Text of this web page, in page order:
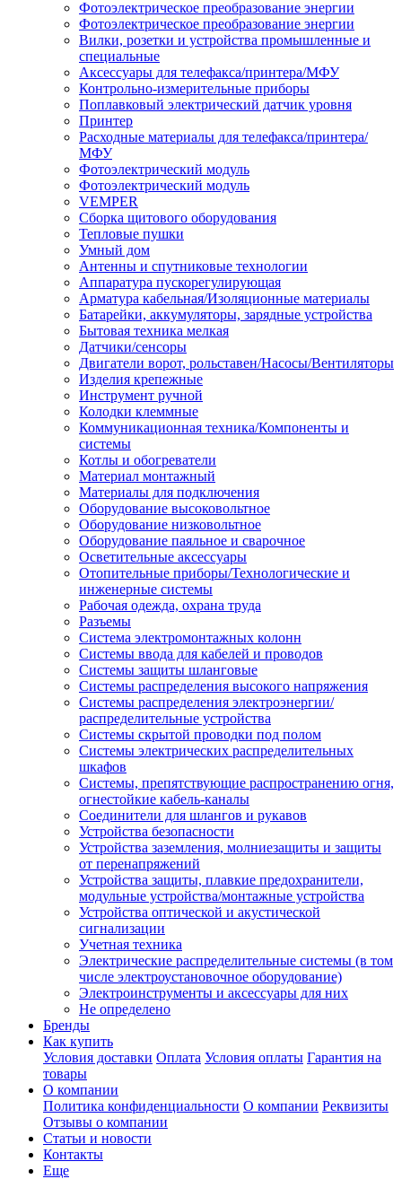
Фотоэлектрическое преобразование энергии
Фотоэлектрическое преобразование энергии
Вилки, розетки и устройства промышленные и
специальные
Аксессуары для телефакса/принтера/МФУ
Контрольно-измерительные приборы
Поплавковый электрический датчик уровня
Принтер
Расходные материалы для телефакса/принтера/
МФУ
Фотоэлектрический модуль
Фотоэлектрический модуль
VEMPER
Сборка щитового оборудования
Тепловые пушки
Умный дом
Антенны и спутниковые технологии
Аппаратура пускорегулирующая
Арматура кабельная/Изоляционные материалы
Батарейки, аккумуляторы, зарядные устройства
Бытовая техника мелкая
Датчики/сенсоры
Двигатели ворот, рольставен/Насосы/Вентиляторы
Изделия крепежные
Инструмент ручной
Колодки клеммные
Коммуникационная техника/Компоненты и
системы
Котлы и обогреватели
Материал монтажный
Материалы для подключения
Оборудование высоковольтное
Оборудование низковольтное
Оборудование паяльное и сварочное
Осветительные аксессуары
Отопительные приборы/Технологические и
инженерные системы
Рабочая одежда, охрана труда
Разъемы
Система электромонтажных колонн
Системы ввода для кабелей и проводов
Системы защиты шланговые
Системы распределения высокого напряжения
Системы распределения электроэнергии/
распределительные устройства
Системы скрытой проводки под полом
Системы электрических распределительных
шкафов
Системы, препятствующие распространению огня,
огнестойкие кабель-каналы
Соединители для шлангов и рукавов
Устройства безопасности
Устройства заземления, молниезащиты и защиты
от перенапряжений
Устройства защиты, плавкие предохранители,
модульные устройства/монтажные устройства
Устройства оптической и акустической
сигнализации
Учетная техника
Электрические распределительные системы (в том
числе электроустановочное оборудование)
Электроинструменты и аксессуары для них
Не определено
Бренды
Как купить
Условия доставки Оплата Условия оплаты Гарантия на
товары
О компании
Политика конфиденциальности О компании Реквизиты
Отзывы о компании
Статьи и новости
Контакты
Еще